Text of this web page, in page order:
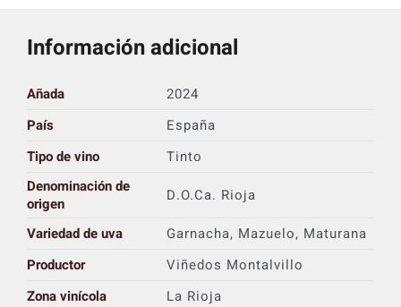
Información adicional
Añada
2024
País
España
Tipo de vino
Tinto
Denominación de
origen
D.O.Ca. Rioja
Variedad de uva
Garnacha, Mazuelo, Maturana
Productor
Viñedos Montalvillo
Zona vinícola
La Rioja